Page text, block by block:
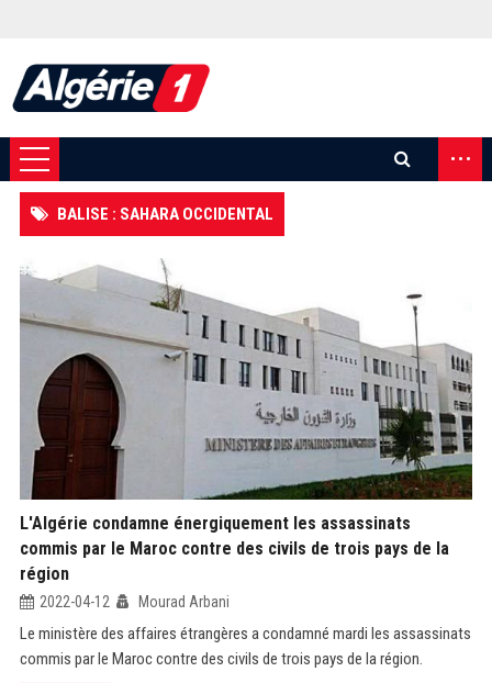
...
BALISE : SAHARA OCCIDENTAL
L'Algérie condamne énergiquement les assassinats
commis par le Maroc contre des civils de trois pays de la
région
2022-04-12 Mourad Arbani
Le ministère des affaires étrangères a condamné mardi les assassinats
commis par le Maroc contre des civils de trois pays de la région.